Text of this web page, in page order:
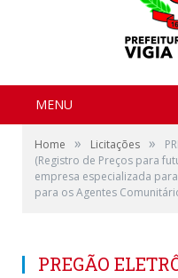
MENU
Home » Licitações »
(Registro de Preços para
empresa especializada
para os Agentes
PREGÃO